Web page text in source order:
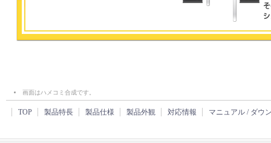
画面はハメコミ合成です。
TOP 製品特長 製品仕様 製品外観 対応情報 マニュアル / ダウ